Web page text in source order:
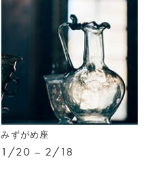
みずがめ座
1/20 – 2/18